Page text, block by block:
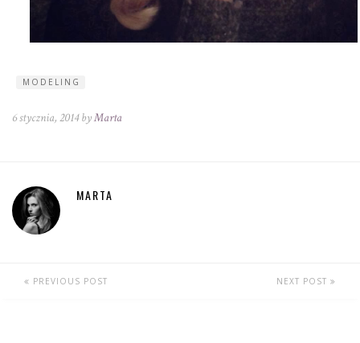
MODELING
6 stycznia, 2014 byMarta
MARTA
PREVIOUS POST NEXT POST